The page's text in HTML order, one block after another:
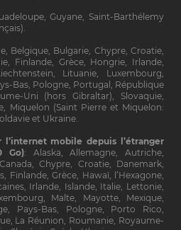
Guyane, Saint-Barthélemy
Belgique, Bulgarie, Chypre, Croatie,
Finlande, Grèce, Hongrie, Irlande,
Lituanie, Luxembourg,
Bas, Pologne, Portugal, République
Uni (hors Gibraltar), Slovaquie,
Miquelon (Saint Pierre et Miquelon:
et Ukraine.
l’internet mobile depuis l’étranger
Go): Alaska, Allemagne, Autriche,
Chypre, Croatie, Danemark,
Finlande, Grèce, Hawaï, l’Hexagone,
Irlande, Islande, Italie, Lettonie,
Malte, Mayotte, Mexique,
Pays-Bas, Pologne, Porto Rico,
La Réunion, Roumanie, Royaume-